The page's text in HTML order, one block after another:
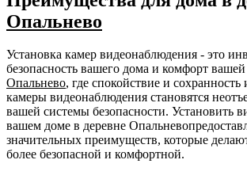
Опальнево
Установка камер видеонаблюдения - это
безопасность вашего дома и комфорт
Опальнево, где спокойствие и
камеры видеонаблюдения становятся
вашей системы безопасности. Установить
вашем доме в деревне
значительных преимуществ, которые
более безопасной и комфортной.